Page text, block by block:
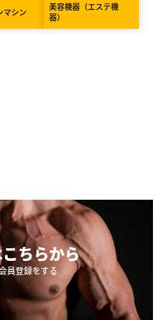
マシン
美容機器（エステ機
器）
こちらから
員登録をする